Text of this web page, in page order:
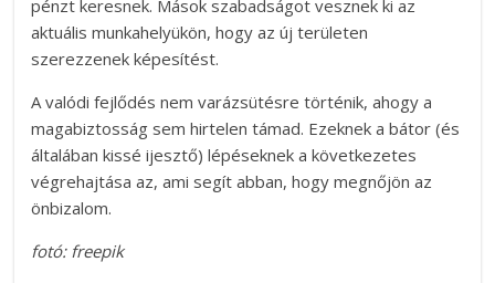
pénzt keresnek. Mások szabadságot vesznek ki az
aktuális munkahelyükön, hogy az új területen
szerezzenek képesítést.
A valódi fejlődés nem varázsütésre történik, ahogy a
magabiztosság sem hirtelen támad. Ezeknek a bátor (és
általában kissé ijesztő) lépéseknek a következetes
végrehajtása az, ami segít abban, hogy megnőjön az
önbizalom.
fotó: freepik